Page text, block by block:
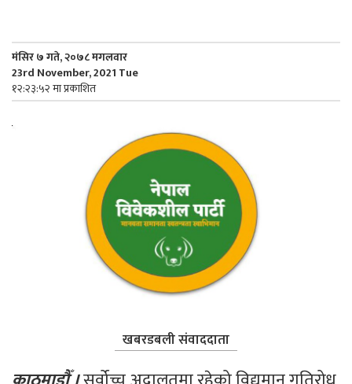
मंसिर ७ गते, २०७८ मगलवार
23rd November, 2021 Tue
१२:२३:५२ मा प्रकाशित
खबरडबली संवाददाता